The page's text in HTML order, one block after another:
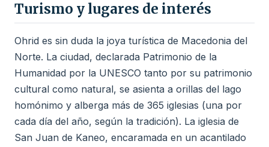
Turismo y lugares de interés
Ohrid es sin duda la joya turística de Macedonia del
Norte. La ciudad, declarada Patrimonio de la
Humanidad por la UNESCO tanto por su patrimonio
cultural como natural, se asienta a orillas del lago
homónimo y alberga más de 365 iglesias (una por
cada día del año, según la tradición). La iglesia de
San Juan de Kaneo, encaramada en un acantilado